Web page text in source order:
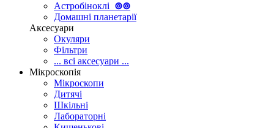
Астробіноклі ⊚⊚
Домашні планетарії
Аксесуари
Окуляри
Фільтри
... всі аксесуари ...
Мікроскопія
Мікроскопи
Дитячі
Шкільні
Лабораторні